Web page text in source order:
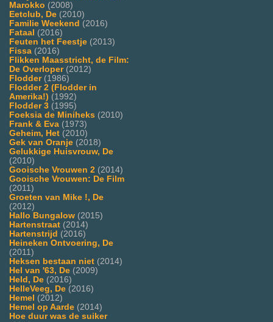
Marokko (2008)
Eetclub, De (2010)
Familie Weekend (2016)
Fataal (2016)
Feuten het Feestje (2013)
Fissa (2016)
Flikken Maasstricht, de Film:
De Overloper(2012)
Flodder(1986)
Flodder 2 (Flodder in
Amerika!) (1992)
Flodder 3 (1995)
Foeksia de Miniheks (2010)
Frank & Eva (1973)
Geheim, Het (2010)
Gek van Oranje (2018)
Gelukkige Huisvrouw, De
(2010)
Gooische Vrouwen 2 (2014)
Gooische Vrouwen: De Film
(2011)
Groeten van Mike !, De
(2012)
Hallo Bungalow (2015)
Hartenstraat (2014)
Hartenstrijd (2016)
Heineken Ontvoering, De
(2011)
Heksen bestaan niet (2014)
Hel van '63, De (2009)
Held, De (2016)
HelleVeeg, De (2016)
Hemel (2012)
Hemel op Aarde (2014)
Hoe duur was de suiker